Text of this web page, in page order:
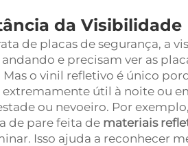
da Visibilidade
de placas de segurança, a
e precisam ver as
o vinil refletivo é único
extremamente útil à noite ou
ou nevoeiro. Por
de pare feita de materiais
Isso ajuda a reconhecer